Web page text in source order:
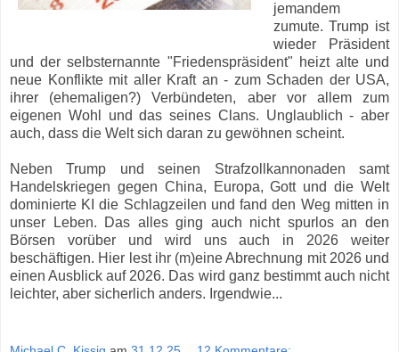
jemandem
zumute. Trump ist
wieder Präsident
und der selbsternannte "Friedenspräsident" heizt alte und
neue Konflikte mit aller Kraft an - zum Schaden der USA,
ihrer (ehemaligen?) Verbündeten, aber vor allem zum
eigenen Wohl und das seines Clans. Unglaublich - aber
auch, dass die Welt sich daran zu gewöhnen scheint.
Neben Trump und seinen Strafzollkannonaden samt
Handelskriegen gegen China, Europa, Gott und die Welt
dominierte KI die Schlagzeilen und fand den Weg mitten in
unser Leben. Das alles ging auch nicht spurlos an den
Börsen vorüber und wird uns auch in 2026 weiter
beschäftigen. Hier lest ihr (m)eine Abrechnung mit 2026 und
einen Ausblick auf 2026. Das wird ganz bestimmt auch nicht
leichter, aber sicherlich anders. Irgendwie...